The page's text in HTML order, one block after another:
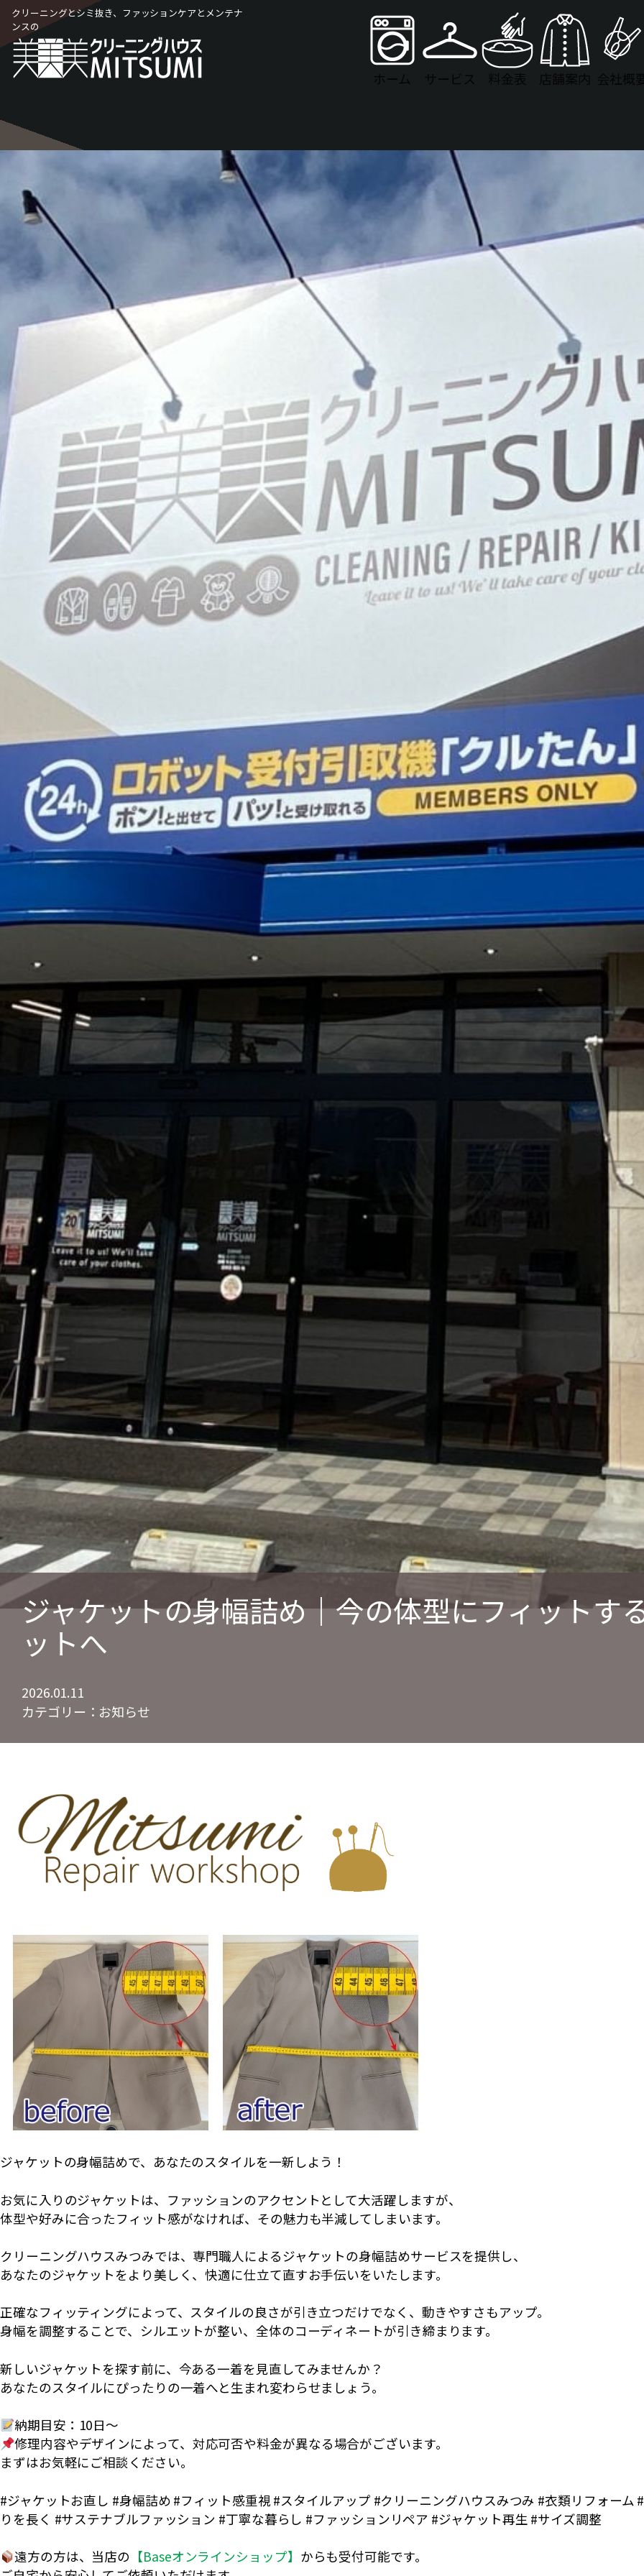
Skip
content
クリーニングとシミ抜き、ファッションケアとメンテナ
ンスの
ホーム サービス 料金表 店舗案内 会社概
ジャケットの身幅詰め｜今の体型にフィットす
ットへ
2026.01.11
カテゴリー： お知らせ
ジャケットの身幅詰めで、あなたのスタイルを一新しよう！
お気に入りのジャケットは、ファッションのアクセントとして大活躍しますが、
体型や好みに合ったフィット感がなければ、その魅力も半減してしまいます。
クリーニングハウスみつみでは、専門職人によるジャケットの身幅詰めサービスを提供し、
あなたのジャケットをより美しく、快適に仕立て直すお手伝いをいたします。
正確なフィッティングによって、スタイルの良さが引き立つだけでなく、動きやすさもアップ。
身幅を調整することで、シルエットが整い、全体のコーディネートが引き締まります。
新しいジャケットを探す前に、今ある一着を見直してみませんか？
あなたのスタイルにぴったりの一着へと生まれ変わらせましょう。
納期目安：10日〜
修理内容やデザインによって、対応可否や料金が異なる場合がございます。
まずはお気軽にご相談ください。
#ジャケットお直し #身幅詰め #フィット感重視 #スタイルアップ #クリーニングハウスみつみ #衣類リフォーム
りを長く #サステナブルファッション #丁寧な暮らし #ファッションリペア #ジャケット再生 #サイズ調整
遠方の方は、当店の 【Baseオンラインショップ】 からも受付可能です。